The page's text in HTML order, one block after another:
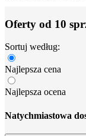
Oferty od 10
Sortuj według:
Najlepsza cena
Najlepsza ocena
Natychmiastowa